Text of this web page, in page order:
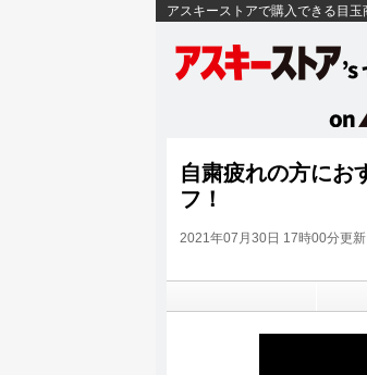
アスキーストアで購入できる目
自粛疲れの方にお
フ！
2021年07月30日 17時00分更新